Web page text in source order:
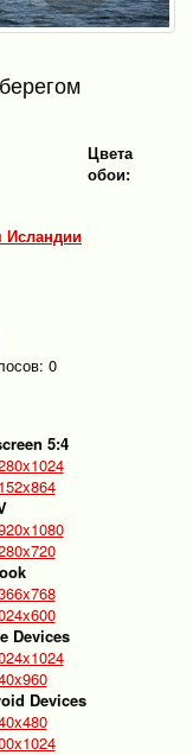
Цвета
обои:
0
5:4
Devices
Devices